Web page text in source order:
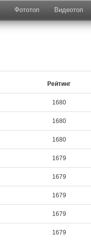
Фототоп Видеотоп
Рейтинг
1680
1680
1680
1679
1679
1679
1679
1679